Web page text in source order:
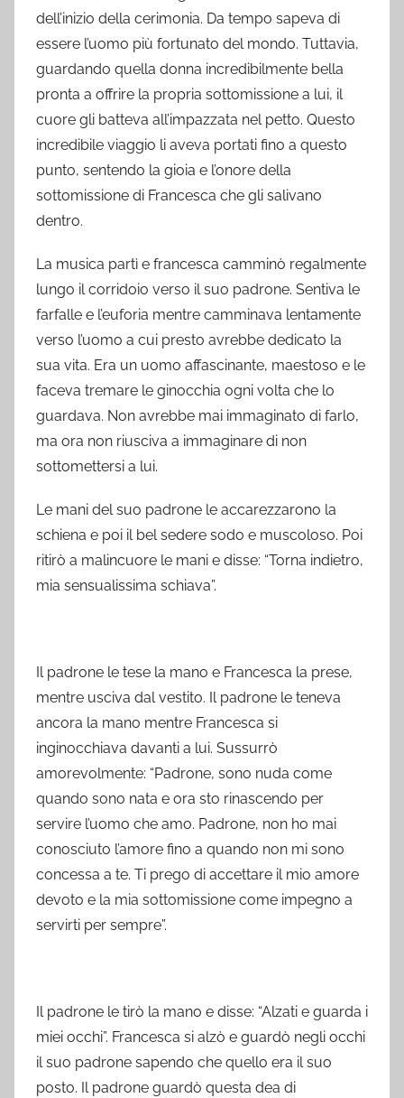
dell’inizio della cerimonia. Da tempo sapeva di
essere l’uomo più fortunato del mondo. Tuttavia,
guardando quella donna incredibilmente bella
pronta a offrire la propria sottomissione a lui, il
cuore gli batteva all’impazzata nel petto. Questo
incredibile viaggio li aveva portati fino a questo
punto, sentendo la gioia e l’onore della
sottomissione di Francesca che gli salivano
dentro.
La musica partì e francesca camminò regalmente
lungo il corridoio verso il suo padrone. Sentiva le
farfalle e l’euforia mentre camminava lentamente
verso l’uomo a cui presto avrebbe dedicato la
sua vita. Era un uomo affascinante, maestoso e le
faceva tremare le ginocchia ogni volta che lo
guardava. Non avrebbe mai immaginato di farlo,
ma ora non riusciva a immaginare di non
sottomettersi a lui.
Le mani del suo padrone le accarezzarono la
schiena e poi il bel sedere sodo e muscoloso. Poi
ritirò a malincuore le mani e disse: “Torna indietro,
mia sensualissima schiava”.
Il padrone le tese la mano e Francesca la prese,
mentre usciva dal vestito. Il padrone le teneva
ancora la mano mentre Francesca si
inginocchiava davanti a lui. Sussurrò
amorevolmente: “Padrone, sono nuda come
quando sono nata e ora sto rinascendo per
servire l’uomo che amo. Padrone, non ho mai
conosciuto l’amore fino a quando non mi sono
concessa a te. Ti prego di accettare il mio amore
devoto e la mia sottomissione come impegno a
servirti per sempre”.
Il padrone le tirò la mano e disse: “Alzati e guarda i
miei occhi”. Francesca si alzò e guardò negli occhi
il suo padrone sapendo che quello era il suo
posto. Il padrone guardò questa dea di